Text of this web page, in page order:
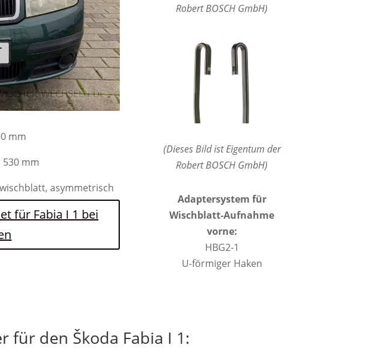
mm
530 mm
asymmetrisch
für Fabia I 1 bei
Robert BOSCH GmbH)
(Dieses Bild ist Eigentum der
Robert BOSCH GmbH)
Adaptersystem für
Wischblatt-Aufnahme
vorne:
HBG2-1
U-förmiger Haken
für den Škoda Fabia I 1: